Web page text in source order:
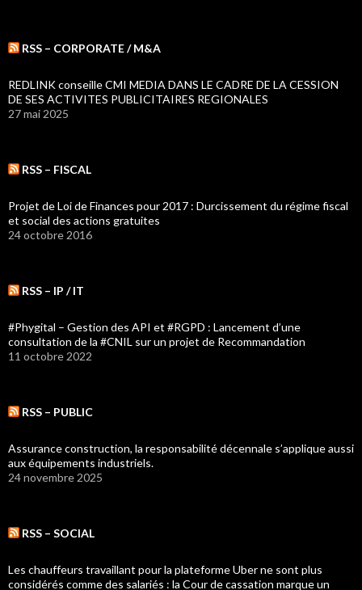
RSS – CORPORATE / M&A
REDLINK conseille CMI MEDIA DANS LE CADRE DE LA CESSION
DE SES ACTIVITES PUBLICITAIRES REGIONALES
27 mai 2025
RSS – FISCAL
Projet de Loi de Finances pour 2017 : Durcissement du régime fiscal
et social des actions gratuites
24 octobre 2016
RSS – IP / IT
#Phygital – Gestion des API et #RGPD : Lancement d’une
consultation de la #CNIL sur un projet de Recommandation
11 octobre 2022
RSS – PUBLIC
Assurance construction, la responsabilité décennale s’applique aussi
aux équipements industriels.
24 novembre 2025
RSS – SOCIAL
Les chauffeurs travaillant pour la plateforme Uber ne sont plus
considérés comme des salariés : la Cour de cassation marque un